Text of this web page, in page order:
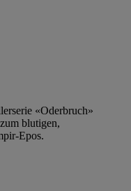
«Oderbruch»
blutigen,
Epos.